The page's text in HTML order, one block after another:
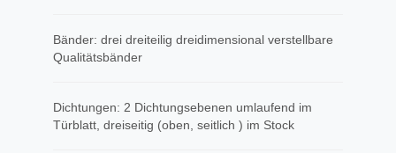
Bänder: drei dreiteilig dreidimensional verstellbare
Qualitätsbänder
Dichtungen: 2 Dichtungsebenen umlaufend im
Türblatt, dreiseitig (oben, seitlich ) im Stock